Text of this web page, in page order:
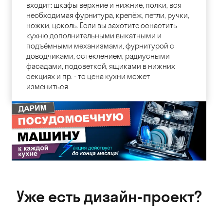
входит: шкафы верхние и нижние, полки, вся
необходимая фурнитура, крепёж, петли, ручки,
ножки, цоколь. Если вы захотите оснастить
кухню дополнительными выкатными и
подъёмными механизмами, фурнитурой с
доводчиками, остеклением, радиусными
фасадами, подсветкой, ящиками в нижних
секциях и пр. - то цена кухни может
измениться.
Уже есть дизайн-проект?